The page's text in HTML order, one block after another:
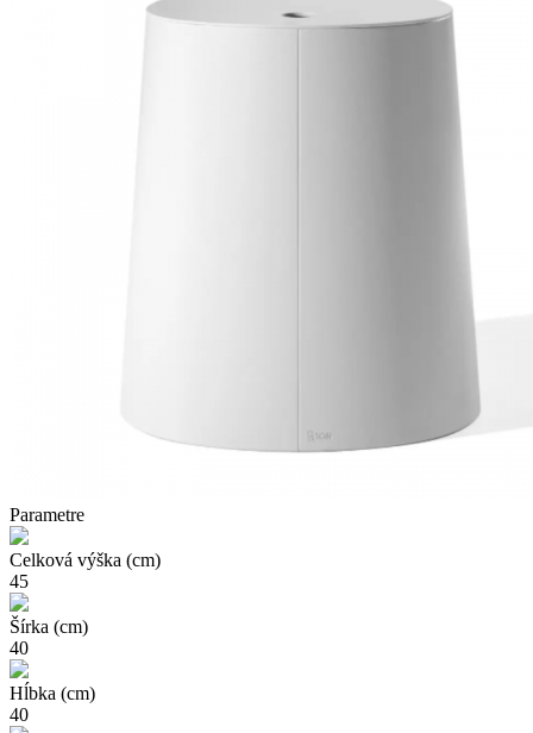
Parametre
Celková výška (cm)
45
Šírka (cm)
40
Hĺbka (cm)
40